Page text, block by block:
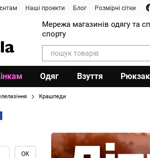
Наші проекти Блог Розмірні сітки
Мережа магазинів одягу та
спорту
Одяг Взуття
Крашпеди
ОК